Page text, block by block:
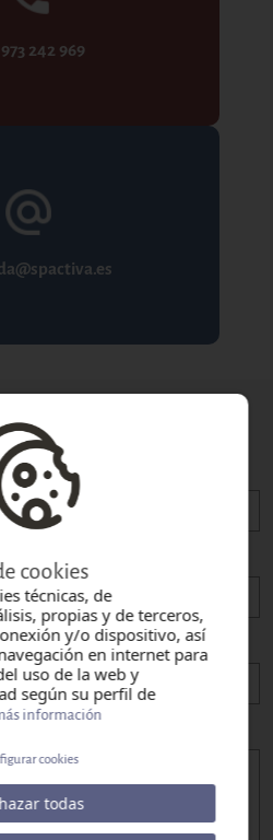
242 969
cookies
técnicas, de
propias y de terceros,
y/o dispositivo, así
en internet para
uso de la web y
según su perfil de
información
cookies
todas